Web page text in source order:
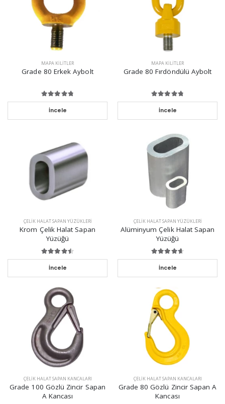
MAPA KILITLER
Grade 80 Erkek Aybolt
İncele
MAPA KILITLER
Grade 80 Fırdöndülü Aybolt
İncele
ÇELIK HALAT SAPAN YÜZÜKLERI
Krom Çelik Halat Sapan
Yüzüğü
İncele
ÇELIK HALAT SAPAN YÜZÜKLERI
Alüminyum Çelik Halat Sapan
Yüzüğü
İncele
ÇELIK HALAT SAPAN KANCALARI
Grade 100 Gözlü Zincir Sapan
A Kancası
ÇELIK HALAT SAPAN KANCALARI
Grade 80 Gözlü Zincir Sapan A
Kancası